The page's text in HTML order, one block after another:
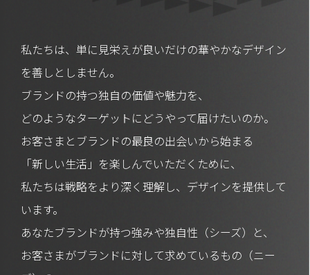
私たちは、単に見栄えが良いだけの華やかなデザイン
を善しとしません。
ブランドの持つ独自の価値や魅力を、
どのようなターゲットにどうやって届けたいのか。
お客さまとブランドの最良の出会いから始まる
「新しい生活」を楽しんでいただくために、
私たちは戦略をより深く理解し、デザインを提供して
います。
あなたブランドが持つ強みや独自性（シーズ）と、
お客さまがブランドに対して求めているもの（ニー